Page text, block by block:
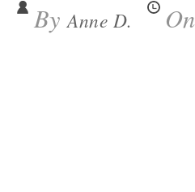
By Anne D. On